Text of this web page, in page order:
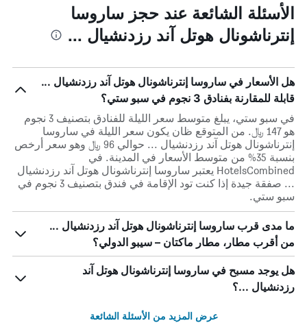
الأسئلة الشائعة عند حجز ساروسا
إنترناشونال هوتل آند رزدنشيال ...
هل الأسعار في ساروسا إنترناشونال هوتل آند رزدنشيال ...
قابلة للمقارنة بفنادق 3 نجوم في سبو ستي؟
في سبو ستي، يبلغ متوسط ​​سعر الليلة للفنادق بتصنيف 3 نجوم
هو 147 ﷼. من المتوقع ظان يكون سعر الليلة في ساروسا
إنترناشونال هوتل آند رزدنشيال ... حوالي 96 ﷼ وهو سعر أرخص
بنسبة 35% من متوسط الأسعار في المدينة. في
HotelsCombined يعتبر ساروسا إنترناشونال هوتل آند رزدنشيال
... صفقة جيدة إذا كنت تود الإقامة في فندق بتصنيف 3 نجوم في
سبو ستي.
ما مدى قرب ساروسا إنترناشونال هوتل آند رزدنشيال ...
من أقرب مطار، مطار ماكتان – سيبو الدولي؟
هل يوجد مسبح في ساروسا إنترناشونال هوتل آند
رزدنشيال ...؟
عرض المزيد من الأسئلة الشائعة